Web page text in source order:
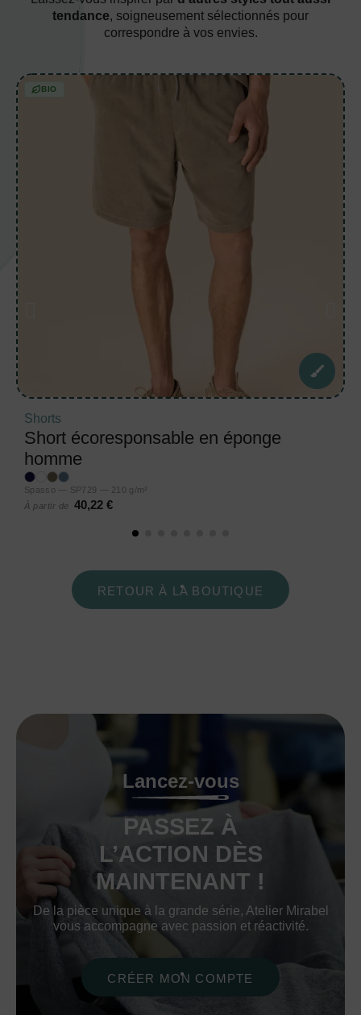
tendance, soigneusement sélectionnés pour
correspondre à vos envies.
BIO
Shorts
Short écoresponsable en éponge
homme
Spasso — SP729 — 210 g/m²
À partir de
40,22 €
RETOUR À LA BOUTIQUE
Lancez-vous
PASSEZ À
L’ACTION DÈS
MAINTENANT !
De la pièce unique à la grande série, Atelier Mirabel
vous accompagne avec passion et réactivité.
CRÉER MON COMPTE